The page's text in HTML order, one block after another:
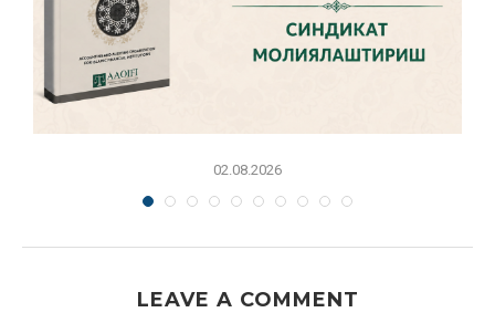
02.08.2026
LEAVE A COMMENT